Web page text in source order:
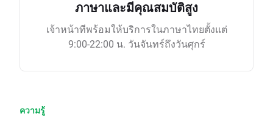
ภาษาและมีคุณสมบัติสูง
เจ้าหน้าทีพร้อมให้บริการในภาษาไทยตั้งแต่
9:00-22:00 น. วันจันทร์ถึงวันศุกร์
ความรู้